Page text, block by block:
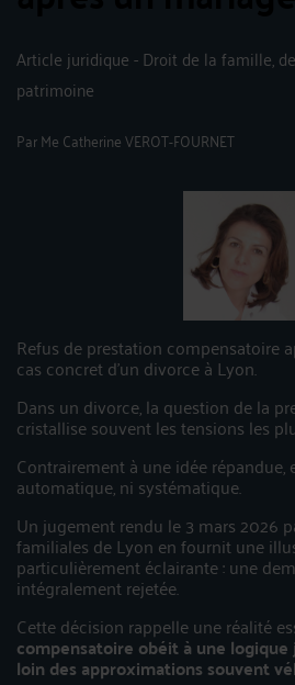
Article juridique - Droit de la famille,
patrimoine
ParMe Catherine VEROT-FOURNET
Refus de prestation compensatoire
cas concret d'un divorce à Lyon.
Dans un divorce, la question de la
cristallise souvent les tensions les
Contrairement à une idée répandue,
automatique, ni systématique.
Un jugement rendu le 3 mars 2026
familiales de Lyon en fournit une
particulièrement éclairante : une
intégralement rejetée.
Cette décision rappelle une réalité
compensatoire obéit à une
loin des approximations souvent